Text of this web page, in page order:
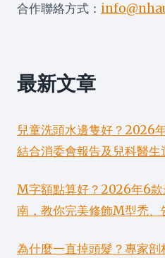
合作聯絡方式：
最新文章
兒童洗頭水邊隻好？2026
結合消委會報告及兒科醫生
M字額點算好？2026年6
南，教你完美修飾M型禿、
為什麼一直掉頭髮？專家